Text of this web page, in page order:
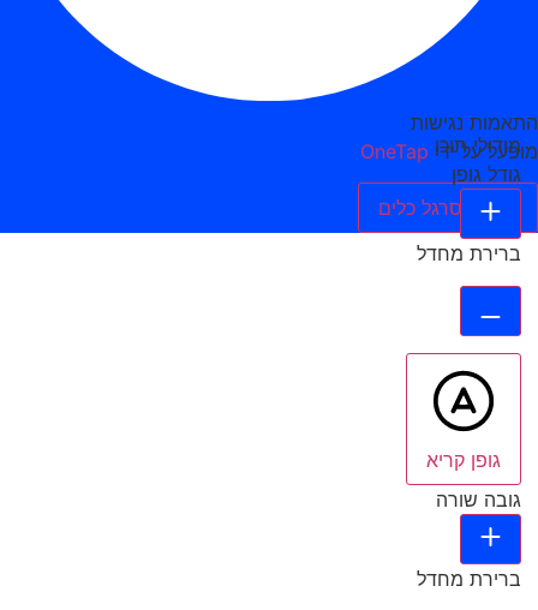
התאמות נגישות
מופעל על ידי OneTap
הסתר סרגל כלים
מודולי תוכן
גודל גופן
ברירת מחדל
גופן קריא
גובה שורה
ברירת מחדל